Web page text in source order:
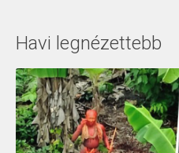
Havi legnézettebb